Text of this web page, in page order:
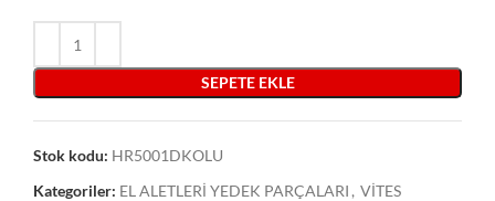
SEPETE EKLE
Stok kodu: HR5001DKOLU
Kategoriler: EL ALETLERİ YEDEK PARÇALARI , VİTES